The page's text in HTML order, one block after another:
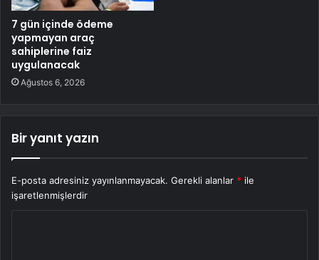
7 gün içinde ödeme
yapmayan araç
sahiplerine faiz
uygulanacak
Ağustos 6, 2026
Bir yanıt yazın
E-posta adresiniz yayınlanmayacak. Gerekli alanlar * ile
işaretlenmişlerdir